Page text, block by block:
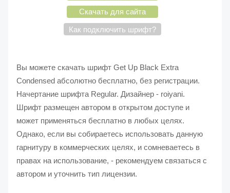
Скачать для сайта
Как подключить шрифт?
Вы можете скачать шрифт Get Up Black Extra
Condensed абсолютно бесплатно, без регистрации.
Начертание шрифта Regular. Дизайнер - roiyani.
Шрифт размещен автором в открытом доступе и
может применяться бесплатно в любых целях.
Однако, если вы собираетесь использовать данную
гарнитуру в коммерческих целях, и сомневаетесь в
правах на использование, - рекомендуем связаться с
автором и уточнить тип лицензии.